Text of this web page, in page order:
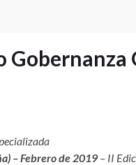
– Febrero de 2019– II